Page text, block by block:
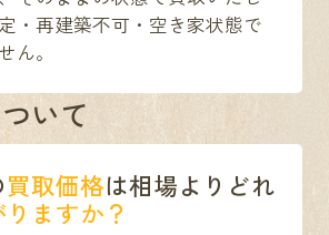
・再建築不可・空き家状態で
ん。
いて
買取価格は相場よりどれ
ますか？